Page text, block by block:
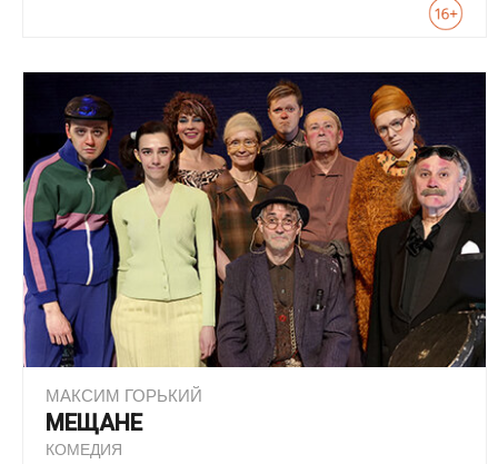
МАКСИМ ГОРЬКИЙ
МЕЩАНЕ
КОМЕДИЯ